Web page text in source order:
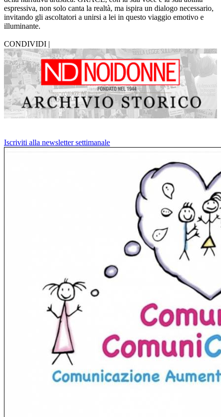
espressiva, non solo canta la realtà, ma ispira un dialogo necessario,
invitando gli ascoltatori a unirsi a lei in questo viaggio emotivo e
illuminante.
CONDIVIDI |
Iscriviti alla newsletter settimanale